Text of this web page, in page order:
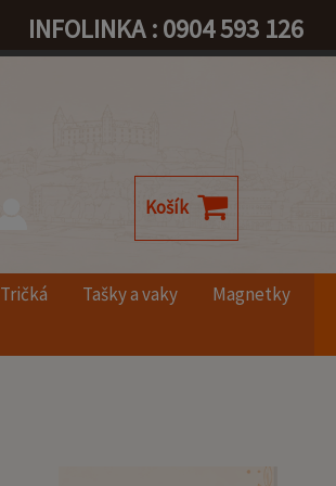
INFOLINKA : 0904 593 126
Košík
Tričká Tašky a vaky Magnetky